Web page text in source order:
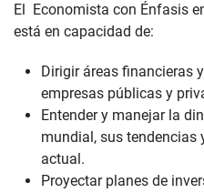
El Economista con Énfasis
está en capacidad de:
Dirigir áreas financieras
empresas públicas y
Entender y manejar la
mundial, sus tendencias
actual.
Proyectar planes de